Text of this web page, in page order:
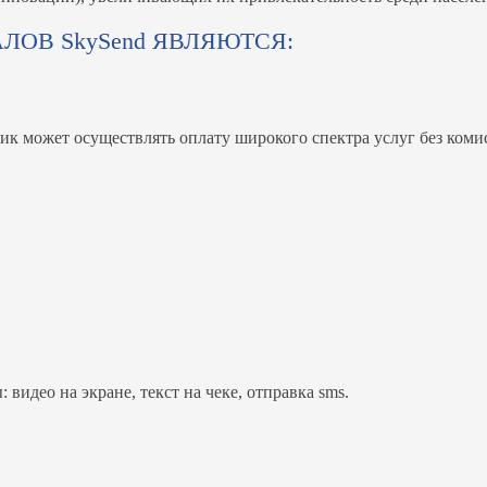
SkySend ЯВЛЯЮТСЯ:
может осуществлять оплату широкого спектра услуг без
на экране, текст на чеке, отправка sms.